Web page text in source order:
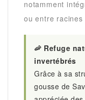
notamment
ou entre
🦐 Refuge
invertébrés
Grâce à sa
gousse de